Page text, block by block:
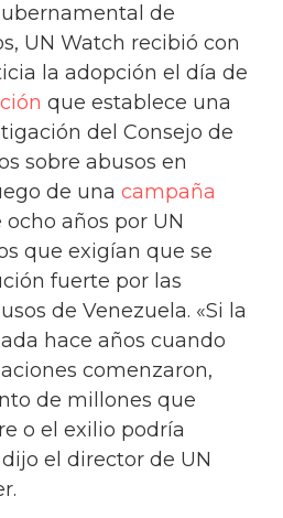
de
UN Watch recibió con
la adopción el día de
que establece una
del Consejo de
sobre abusos en
de una campaña
años por UN
que exigían que se
fuerte por las
de Venezuela. «Si la
hace años cuando
comenzaron,
de millones que
o el exilio podría
el director de UN